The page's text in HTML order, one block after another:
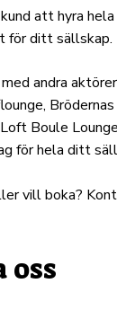
att hyra
för ditt sällskap.
andra
Boule
för hela ditt
vill boka?
oss